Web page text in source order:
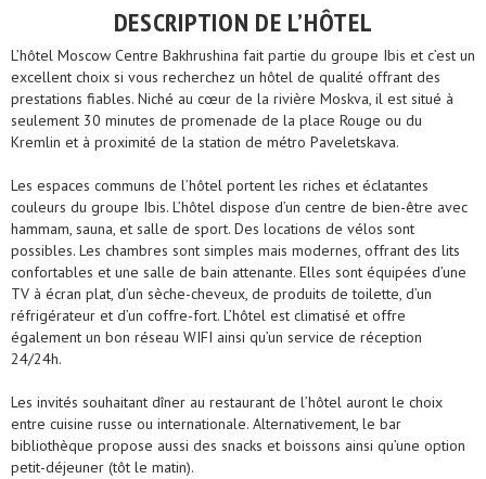
DESCRIPTION DE L’HÔTEL
L’hôtel Moscow Centre Bakhrushina fait partie du groupe Ibis et c’est un
excellent choix si vous recherchez un hôtel de qualité offrant des
prestations fiables. Niché au cœur de la rivière Moskva, il est situé à
seulement 30 minutes de promenade de la place Rouge ou du
Kremlin et à proximité de la station de métro Paveletskava.
Les espaces communs de l’hôtel portent les riches et éclatantes
couleurs du groupe Ibis. L’hôtel dispose d’un centre de bien-être avec
hammam, sauna, et salle de sport. Des locations de vélos sont
possibles. Les chambres sont simples mais modernes, offrant des lits
confortables et une salle de bain attenante. Elles sont équipées d’une
TV à écran plat, d’un sèche-cheveux, de produits de toilette, d’un
réfrigérateur et d’un coffre-fort. L’hôtel est climatisé et offre
également un bon réseau WIFI ainsi qu’un service de réception
24/24h.
Les invités souhaitant dîner au restaurant de l’hôtel auront le choix
entre cuisine russe ou internationale. Alternativement, le bar
bibliothèque propose aussi des snacks et boissons ainsi qu’une option
petit-déjeuner (tôt le matin).